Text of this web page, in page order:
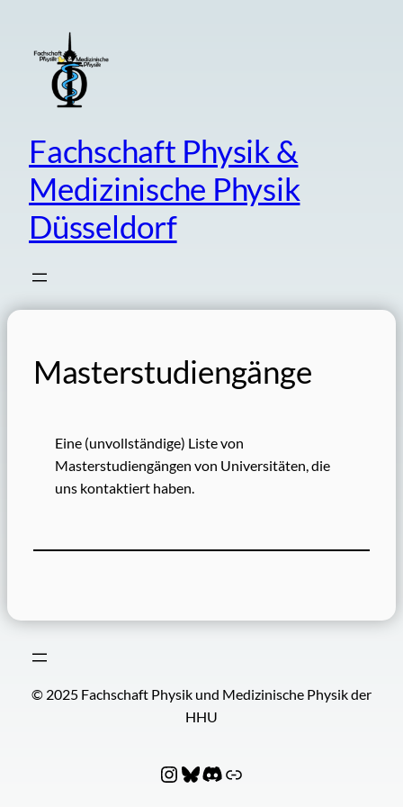
content
Fachschaft Physik &
Medizinische Physik
Düsseldorf
Masterstudiengänge
Eine (unvollständige) Liste von
Masterstudiengängen von Universitäten, die
uns kontaktiert haben.
© 2025 Fachschaft Physik und Medizinische Physik der
HHU
Instagram Bluesky Discord Fachschaftenverbund PhyNIx